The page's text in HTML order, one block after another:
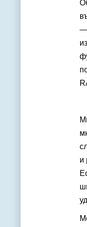
—
и